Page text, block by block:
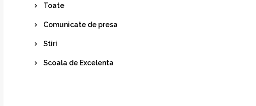
Toate
Comunicate de presa
Stiri
Scoala de Excelenta